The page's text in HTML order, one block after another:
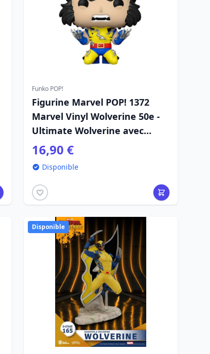
Funko POP!
Figurine Marvel POP! 1372
Marvel Vinyl Wolverine 50e -
Ultimate Wolverine avec
Adamantium 9 cm
16,90 €
Disponible
Disponible